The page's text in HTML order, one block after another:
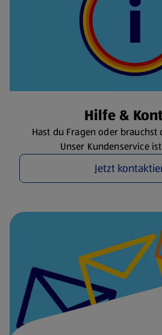
Hilfe &
Hast du Fragen oder brauchst
Unser Kundenservice
Jetzt